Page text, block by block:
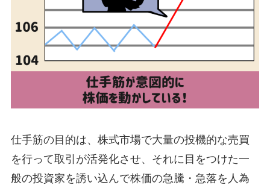
仕手筋の目的は、株式市場で大量の投機的な売買
を行って取引が活発化させ、それに目をつけた一
般の投資家を誘い込んで株価の急騰・急落を人為